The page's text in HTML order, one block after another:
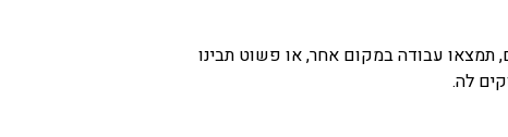
תמצאו עבודה במקום אחר, או פשוט תבינו
לה.